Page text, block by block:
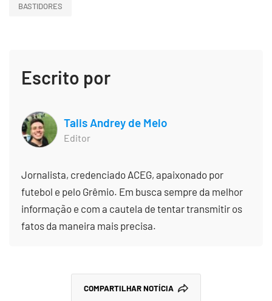
BASTIDORES
Escrito por
Talis Andrey de Melo
Editor
Jornalista, credenciado ACEG, apaixonado por
futebol e pelo Grêmio. Em busca sempre da melhor
informação e com a cautela de tentar transmitir os
fatos da maneira mais precisa.
COMPARTILHAR NOTÍCIA